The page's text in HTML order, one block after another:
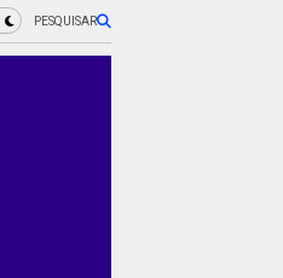
PESQUISAR